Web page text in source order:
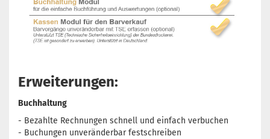
Erweiterungen:
Buchhaltung
- Bezahlte Rechnungen schnell und einfach verbuchen
- Buchungen unveränderbar festschreiben